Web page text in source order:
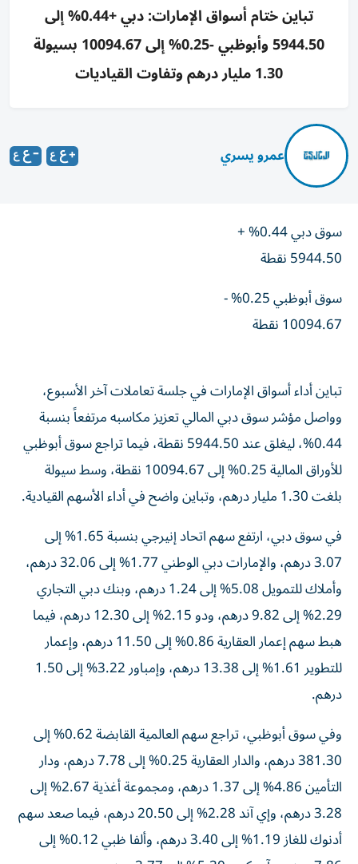
تباين ختام أسواق الإمارات: دبي +0.44% إلى
5944.50 وأبوظبي -0.25% إلى 10094.67 بسيولة
1.30 مليار درهم وتفاوت القياديات
عمرو يسري
سوق دبي 0.44% +
5944.50 نقطة
سوق أبوظبي 0.25% -
10094.67 نقطة
تباين أداء أسواق الإمارات في جلسة تعاملات آخر الأسبوع،
وواصل مؤشر سوق دبي المالي تعزيز مكاسبه مرتفعاً بنسبة
0.44%، ليغلق عند 5944.50 نقطة، فيما تراجع سوق أبوظبي
للأوراق المالية 0.25% إلى 10094.67 نقطة، وسط سيولة
بلغت 1.30 مليار درهم، وتباين واضح في أداء الأسهم القيادية.
في سوق دبي، ارتفع سهم اتحاد إنيرجي بنسبة 1.65% إلى
3.07 درهم، والإمارات دبي الوطني 1.77% إلى 32.06 درهم،
وأملاك للتمويل 5.08% إلى 1.24 درهم، وبنك دبي التجاري
2.29% إلى 9.82 درهم، ودو 2.15% إلى 12.30 درهم، فيما
هبط سهم إعمار العقارية 0.86% إلى 11.50 درهم، وإعمار
للتطوير 1.61% إلى 13.38 درهم، وإمباور 3.22% إلى 1.50
درهم.
وفي سوق أبوظبي، تراجع سهم العالمية القابضة 0.62% إلى
381.30 درهم، والدار العقارية 0.25% إلى 7.78 درهم، ودار
التأمين 4.86% إلى 1.37 درهم، ومجموعة أغذية 2.67% إلى
3.28 درهم، وإي آند 2.28% إلى 20.50 درهم، فيما صعد سهم
أدنوك للغاز 1.19% إلى 3.40 درهم، وألفا ظبي 0.12% إلى